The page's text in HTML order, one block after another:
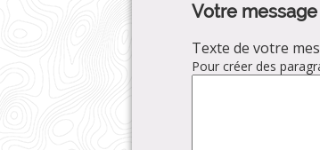
Votre message
Texte de votre
Pour créer des